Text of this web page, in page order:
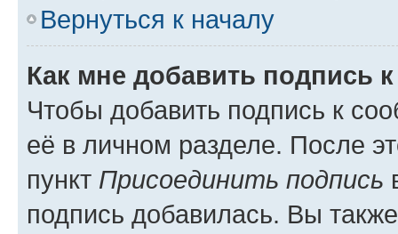
Вернуться к началу
Как мне добавить подпись
Чтобы добавить подпись к
её в личном разделе. После
пункт Присоединить подпись
подпись добавилась. Вы